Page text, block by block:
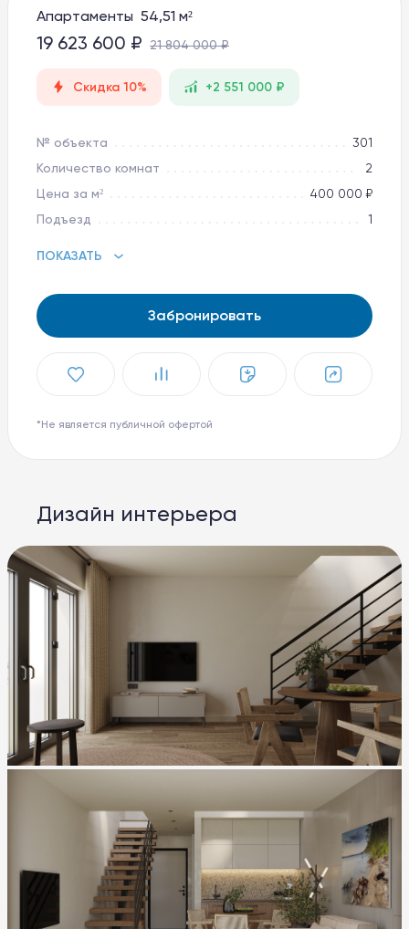
Баден-Баден Таватуй
apart@baden-baden.ru
Апартаменты 54,51 м²
19 623 600 ₽ 21 804 000 ₽
Скидка 10% +2 551 000 ₽
№ объекта
301
Количество комнат
2
Цена за м²
400 000 ₽
Подъезд
1
ПОКАЗАТЬ
Забронировать
*Не является публичной офертой
Дизайн интерьера